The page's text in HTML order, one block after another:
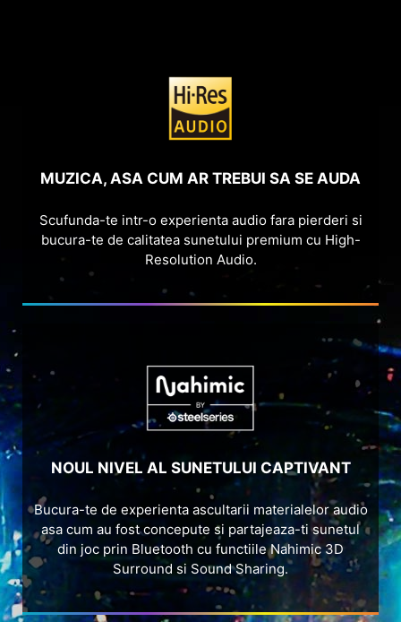
MUZICA, ASA CUM AR TREBUI SA SE AUDA
Scufunda-te intr-o experienta audio fara pierderi si
Resolution Audio.
NOUL NIVEL AL SUNETULUI CAPTIVANT
Bucura-te de experienta ascultarii materialelor audio
asa cum au fost concepute si partajeaza-ti sunetul
din joc prin Bluetooth cu functiile Nahimic 3D
Surround si Sound Sharing.